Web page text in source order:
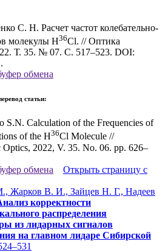
С. Н. Расчет частот колебательно-
молекулы H36Cl. // Оптика
Т. 35. № 07. С. 517–523. DOI:
обмена
статьи:
S.N. Calculation of the Frequencies of
of the H36Cl Molecule //
Optics, 2022, V. 35. No. 06. pp. 626–
обмена
Открыть страницу с
Жарков В. И., Зайцев Н. Г., Надеев
корректности
распределения
из лидарных сигналов
на главном лидаре Cибирской